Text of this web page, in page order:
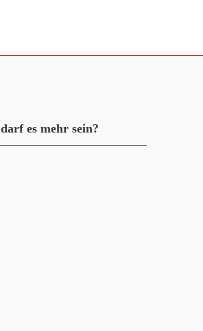
darf es mehr sein?